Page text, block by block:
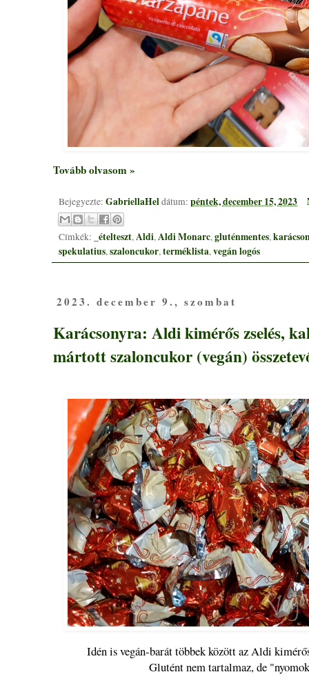
Tovább olvasom »
Bejegyezte: GabriellaHeldátum: péntek, december 15, 2023
Címkék: _ételteszt,Aldi,Aldi Monarc,gluténmentes,
spekulatius,szaloncukor,terméklista,vegán logós
2023. december 9., szombat
Karácsonyra: Aldi kimérős zselés,
mártott szaloncukor (vegán)
Idén is vegán-barát többek között az Aldi
Glutént nem tartalmaz, de